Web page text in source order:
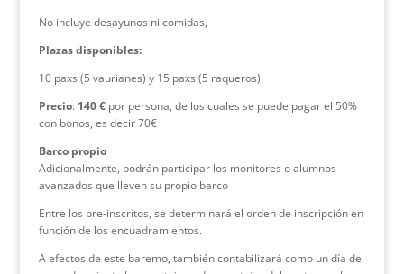
No incluye desayunos ni comidas,
Plazas disponibles:
10 paxs (5 vaurianes) y 15 paxs (5 raqueros)
Precio: 140 €por persona, de los cuales se puede pagar el 50%
con bonos, es decir 70€
Barco propio
Adicionalmente, podrán participar los monitores o alumnos
avanzados que lleven su propio barco
Entre los pre-inscritos, se determinará el orden de inscripción en
función de los encuadramientos.
A efectos de este baremo, también contabilizará como un día de